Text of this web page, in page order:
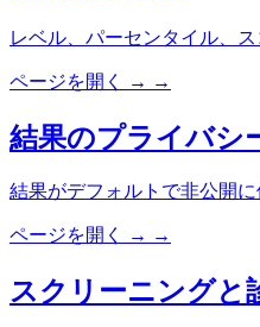
レベル、パーセンタイル、
ページを開く → →
結果のプライバシ
結果がデフォルトで非公開
ページを開く → →
スクリーニングと